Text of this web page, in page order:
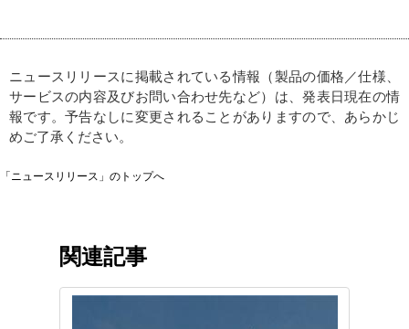
ニュースリリースに掲載されている情報（製品の価格／仕様、
サービスの内容及びお問い合わせ先など）は、発表日現在の情
報です。予告なしに変更されることがありますので、あらかじ
めご了承ください。
「ニュースリリース」のトップへ
関連記事